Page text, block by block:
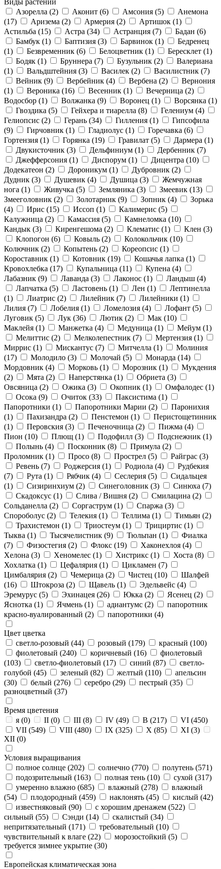
Азорелла (2) Аконит (6) Амсония (5)
Анемона
(17)
Аризема (2) Армерия (2) Артишок (1)
Астильба (15) Астра (34) Астранция (7) Бадан (6)
Бамбук (1) Баптизия (3) Барвинок (1)
Бедренец
(1)
Безвременник (6) Белоцветник (1) Бересклет (1)
Бодяк (1) Бруннера (7) Бузульник (2)
Валериана
(1)
Вальдштейния (3) Василек (2) Василистник (7)
Вейник (9) Вербейник (4) Вербена (2)
Вернония
(1)
Вероника (16) Весенник (1) Вечерница (2)
Водосбор (1) Волжанка (9) Воронец (1) Ворсянка (1)
Гвоздика (5) Гейхера и тиарелла (8) Гелениум (4)
Гелиопсис (2) Герань (34) Гилления (1)
Гипсофила
(9)
Гирчовник (1) Гладиолус (1) Горечавка (6)
Гортензия (1) Горянка (19) Гравилат (5) Дармера (1)
Двукисточник (3) Дельфиниум (1) Дербенник (7)
Джефферсония (1) Диспорум (1) Дицентра (10)
Додекатеон (2) Дороникум (1) Дубровник (2)
Дудник (3) Душевик (4) Душица (3)
Жемчужная
нога (1) Живучка (5) Земляника (3) Змеевик (13)
Змееголовник (2) Золотарник (9) Зопник (4)
Зорька
(4)
Ирис (15) Иссоп (1) Калимерис (5)
Калужница (2) Камассия (5) Камнеломка (10)
Кандык (3) Киренгешома (2) Клематис (1) Клен (3)
Клопогон (6) Ковыль (2) Колокольчик (10)
Колючник (2) Копытень (2) Кореопсис (1)
Короставник (1) Котовник (19) Кошачья лапка (1)
Кровохлебка (17) Купальница (11) Купена (4)
Лабазник (9) Лаванда (3) Лаконос (1) Ландыш (4)
Лапчатка (5) Ластовень (1) Лен (1)
Лептинелла
(1)
Лиатрис (2) Лилейник (7) Лилейники (1)
Лилия (7) Лобелия (1) Ломелозия (4) Лофант (5)
Луговик (5) Лук (36) Лютик (2) Мак (10)
Маклейя (1) Манжетка (4) Медуница (1) Мейум (1)
Мелиттис (2) Мелколепестник (7) Мертензия (1)
Миррис (1) Мискантус (7) Митчелла (1)
Молиния
(17)
Молодило (3) Молочай (5) Монарда (14)
Мордовник (4) Морковь (1) Морозник (1)
Мукдения
(2)
Мята (2) Наперстянка (1) Обриета (3)
Овсяница (2) Ожика (3) Окопник (1) Омфалодес (1)
Осока (9) Очиток (33) Паксистима (1)
Папоротники (1) Папоротники Марии (2)
Паронихия
(1)
Пахизандра (2) Пенстемон (1)
Перистощетинник
(1)
Перовския (3) Печеночница (2) Пижма (4)
Пион (10) Плющ (1) Подофилл (3) Подснежник (1)
Полынь (4) Посконник (8) Примула (2)
Проломник (1) Просо (8) Прострел (5) Райграс (3)
Ревень (7) Роджерсия (1) Родиола (4)
Рудбекия
(7)
Рута (1) Рябчик (4) Сеслерия (5)
Сидальцея
(1)
Сизиринхиум (2) Синеголовник (3) Синюха (7)
Скадоксус (1) Слива / Вишня (2) Смилацина (2)
Сольданелла (2) Соргаструм (1) Спаржа (3)
Спороболус (2) Телекия (1) Теллима (1) Тимьян (2)
Трахистемон (1) Триостеум (1) Трициртис (1)
Тыква (1) Тысячелистник (9) Тюльпан (1)
Фиалка
(7)
Физостегия (2) Флокс (19) Хаконехлоя (4)
Хелона (3) Хеномелес (1) Хистрикс (1) Хоста (8)
Хохлатка (1) Цефалярия (1) Цикламен (7)
Цимбалярия (2) Чемерица (2) Чистец (10)
Шалфей
(16)
Штокроза (2) Щавель (1) Эдельвейс (4)
Эремурус (5) Эхинацея (26) Юкка (2) Ясенец (2)
Яснотка (1) Ячмень (1) адиантумс (2)
папоротник
красно-вуалированный (2) папоротники (4)
Цвет цветка
светло-розовый (44) розовый (179) красный (100)
фиолетовый (240) коричневый (16)
фиолетовый
(103)
светло-фиолетовый (17) синий (87)
светло-
голубой (45) зеленый (82) желтый (110)
апельсин
(30)
белый (276) серебро (29) пестрый (35)
разноцветный (37)
Время цветения
я (0) II (0) III (8) IV (49) В (217) VI (450)
VII (549) VIII (480) IX (325) X (85) XI (3)
XII (0)
Условия выращивания
полное солнце (202) солнечно (770) полутень (571)
подозрительный (163) полная тень (10) сухой (317)
умеренно влажно (685) влажный (278)
влажный
(54)
плодородный (459) наклонять (45) кислый (42)
известняковый (90) с хорошим дренажем (522)
сильный (55) Сэнди (14) скалистый (34)
непритязательный (171) требовательный (10)
чувствительный к влаге (22) морозостойкий (5)
требуется зимнее укрытие (30)
Европейская климатическая зона